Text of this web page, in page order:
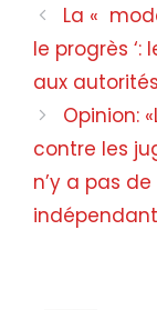
La «
le progrès ‘:
aux
Opinion:
contre les
n’y a pas